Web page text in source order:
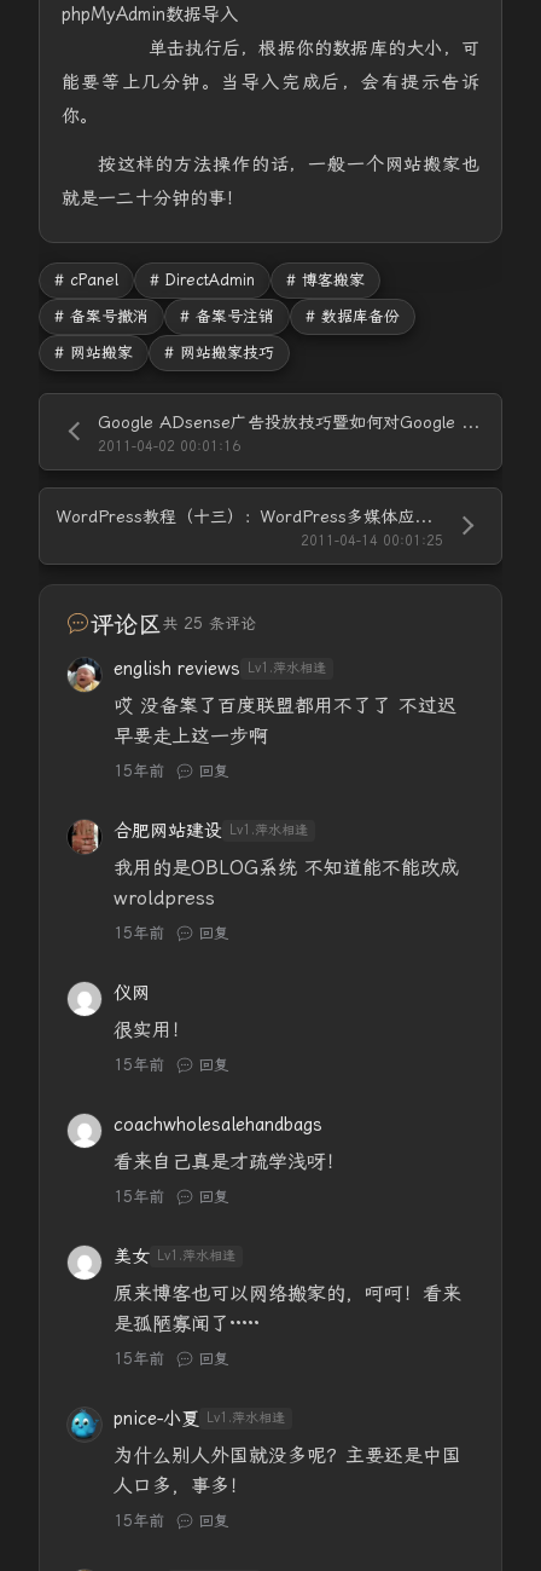
phpMyAdmin数据导入
单击执行后，根据你的数据库的大小，可
能要等上几分钟。当导入完成后，会有提示告诉
你。
按这样的方法操作的话，一般一个网站搬家也
就是一二十分钟的事！
# cPanel # DirectAdmin
# 博客搬家
# 备案号撤消
# 备案号注销
# 数据库备份
# 网站搬家
# 网站搬家技巧
Google ADsense广告投放技巧暨如何对Google ADsense优化技巧
2011-04-02 00:01:16
WordPress教程（十三）：WordPress多媒体应用篇（优酷分享、音乐分享）
2011-04-14 00:01:25
评论区 共 25 条评论
english reviews Lv1.萍水相逢
哎 没备案了百度联盟都用不了了 不过迟
早要走上这一步啊
15年前 回复
合肥网站建设 Lv1.萍水相逢
我用的是OBLOG系统 不知道能不能改成
wroldpress
15年前 回复
仪网
很实用！
15年前 回复
coachwholesalehandbags
看来自己真是才疏学浅呀！
15年前 回复
美女 Lv1.萍水相逢
原来博客也可以网络搬家的，呵呵！看来
是孤陋寡闻了·····
15年前 回复
pnice-小夏 Lv1.萍水相逢
为什么别人外国就没多呢？主要还是中国
人口多，事多！
15年前 回复